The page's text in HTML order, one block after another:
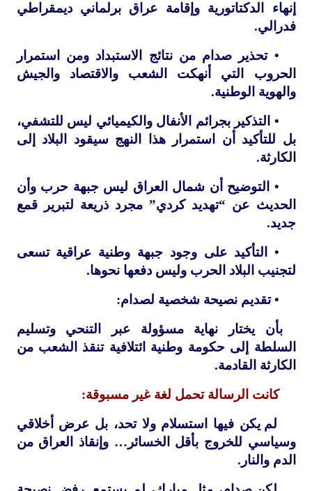
إنهاء الدكتاتورية وإقامة عراق برلماني ديمقراطي
فدرالي.
• تحذير صدام من نتائج الاستبداد ومن استمرار
الحروب التي أنهكت الشعب والاقتصاد والجيش
والهوية الوطنية.
• التذكير بجرائم الأنفال والكيميائي ليس للتشفي،
بل للتأكيد أن استمرار هذا النهج سيقود البلاد إلى
الكارثة.
• التوضيح أن شمال العراق ليس جبهة حرب وأن
الحديث عن “تهديد كردي” مجرد ذريعة لتبرير قمع
جديد.
• التأكيد على وجود جبهة وطنية عراقية تسعى
لتجنيب البلاد الحرب وليس دفعها نحوها.
• تقديم نصيحة شخصية لصدام:
بأن يختار نهاية مسؤولة عبر التنحي وتسليم
السلطة إلى حكومة وطنية ائتلافية تنقذ الشعب من
الكارثة القادمة.
كانت الرسالة تحمل لغة غير مسبوقة:
لم يكن فيها استسلام ولا تحد، بل عرض أخلاقي
وسياسي للخروج بأقل الخسائر… وإنقاذ العراق من
الدم والنار.